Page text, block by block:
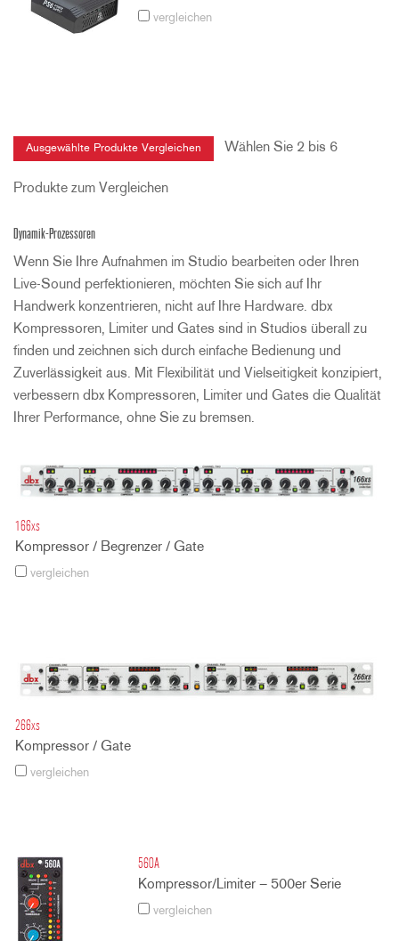
vergleichen
Wählen Sie 2 bis 6
Produkte zum Vergleichen
Dynamik-Prozessoren
Wenn Sie Ihre Aufnahmen im Studio bearbeiten oder Ihren
Live-Sound perfektionieren, möchten Sie sich auf Ihr
Handwerk konzentrieren, nicht auf Ihre Hardware. dbx
Kompressoren, Limiter und Gates sind in Studios überall zu
finden und zeichnen sich durch einfache Bedienung und
Zuverlässigkeit aus. Mit Flexibilität und Vielseitigkeit konzipiert,
verbessern dbx Kompressoren, Limiter und Gates die Qualität
Ihrer Performance, ohne Sie zu bremsen.
166xs
Kompressor / Begrenzer / Gate
vergleichen
266xs
Kompressor / Gate
vergleichen
560A
Kompressor/Limiter – 500er Serie
vergleichen